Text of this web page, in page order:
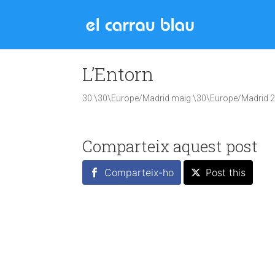
L’Entorn
30 \30\Europe/Madrid maig \30\Europe/Madrid
Comparteix aquest post
Comparteix-ho Post this